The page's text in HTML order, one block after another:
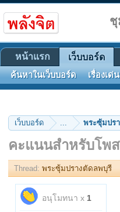
เว็บบอร์ด ... พระซุ้มปร
คะแนนสำหรับโพ
Thread: พระซุ้มปรางตัดลพบุรี
อนุโมทนา x 1
ชุ
หน้าแรก เว็บบอร์ด
ค้นหาในเว็บบอร์ด เรื่องเด่น